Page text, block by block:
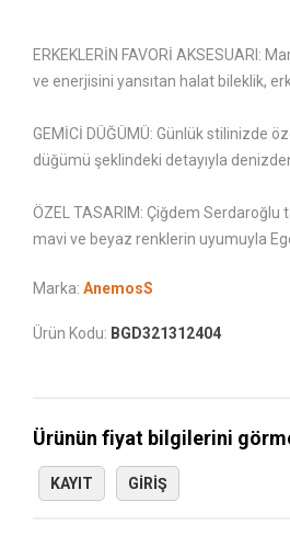
ERKEKLERİN FAVORİ AKSESUARI:
ve enerjisini yansıtan halat bileklik,
GEMİCİ DÜĞÜMÜ: Günlük stilinizde
düğümü şeklindeki detayıyla
ÖZEL TASARIM: Çiğdem Serdaroğlu
mavi ve beyaz renklerin uyumuyla
Marka: AnemosS
Ürün Kodu: BGD321312404
Ürünün fiyat bilgilerini
KAYIT GIRIŞ